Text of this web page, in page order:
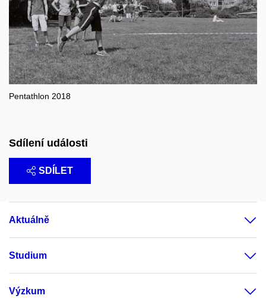
Pentathlon 2018
Sdílení události
SDÍLET
Aktuálně
Studium
Výzkum